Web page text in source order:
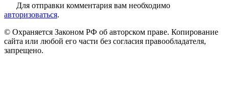
Для отправки комментария вам необходимо
авторизоваться.
© Охраняется Законом РФ об авторском праве. Копирование
сайта или любой его части без согласия правообладателя,
запрещено.